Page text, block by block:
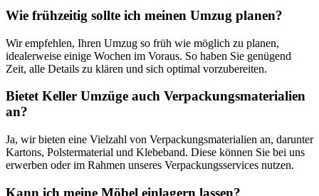
Wie frühzeitig sollte ich meinen Umzug planen?
Wir empfehlen, Ihren Umzug so früh wie möglich zu planen,
idealerweise einige Wochen im Voraus. So haben Sie genügend
Zeit, alle Details zu klären und sich optimal vorzubereiten.
Bietet Keller Umzüge auch Verpackungsmaterialien
an?
Ja, wir bieten eine Vielzahl von Verpackungsmaterialien an, darunter
Kartons, Polstermaterial und Klebeband. Diese können Sie bei uns
erwerben oder im Rahmen unseres Verpackungsservices nutzen.
Kann ich meine Möbel einlagern lassen?